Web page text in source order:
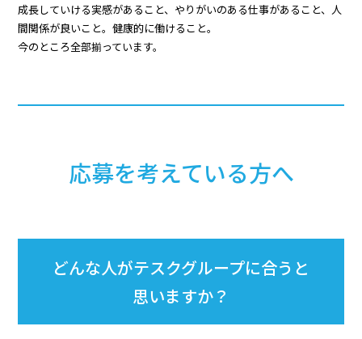
成長していける実感があること、やりがいのある仕事があること、人
間関係が良いこと。健康的に働けること。
今のところ全部揃っています。
応募を考えている方へ
どんな人がテスクグループに合うと
思いますか？